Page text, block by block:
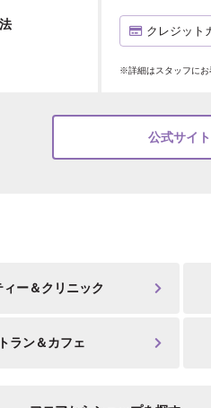
クレジット
※詳細はスタッフにお
公式サイト
ィー＆クリニック
ラン＆カフェ